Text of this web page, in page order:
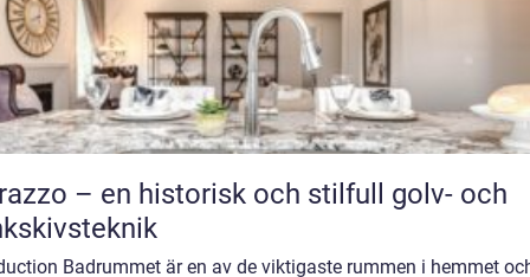
– en historisk och stilfull golv- och
Badrummet är en av de viktigaste rummen i hemmet